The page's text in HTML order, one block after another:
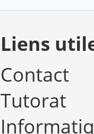
Liens
Contact
Tutorat